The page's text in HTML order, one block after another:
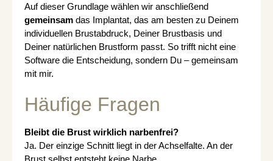
Auf dieser Grundlage wählen wir anschließend
gemeinsam das Implantat, das am besten zu Deinem
individuellen Brustabdruck, Deiner Brustbasis und
Deiner natürlichen Brustform passt. So trifft nicht eine
Software die Entscheidung, sondern Du – gemeinsam
mit mir.
Häufige Fragen
Bleibt die Brust wirklich narbenfrei?
Ja. Der einzige Schnitt liegt in der Achselfalte. An der
Brust selbst entsteht keine Narbe.